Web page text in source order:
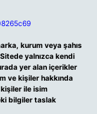
kurum veya şahıs
yalnızca kendi
yer alan içerikler
ve kişiler hakkında
kişiler ile isim
bilgiler taslak